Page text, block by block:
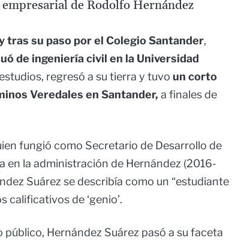
de Rodolfo Hernández
tras su paso por el Colegio Santander,
de ingeniería civil en la Universidad
regresó a su tierra y tuvo un corto
Veredales en Santander, a finales de
fungió como Secretario de Desarrollo de
en la administración de Hernández (2016-
Suárez se describía como un “estudiante
calificativos de ‘genio’.
público, Hernández Suárez pasó a su faceta